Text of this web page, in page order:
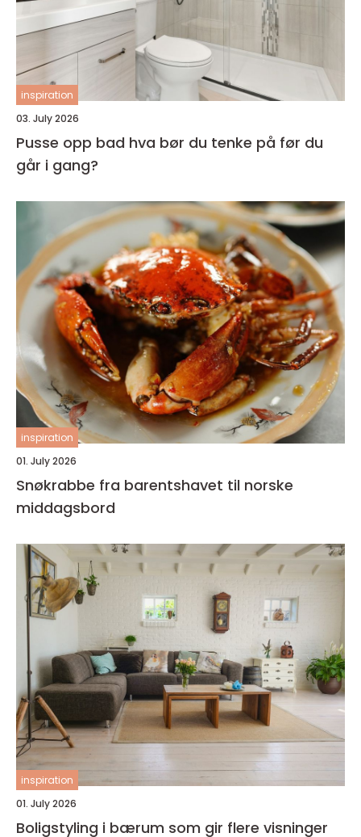
inspiration
03. July 2026
Pusse opp bad hva bør du tenke på før du
går i gang?
inspiration
01. July 2026
Snøkrabbe fra barentshavet til norske
middagsbord
inspiration
01. July 2026
Boligstyling i bærum som gir flere visninger